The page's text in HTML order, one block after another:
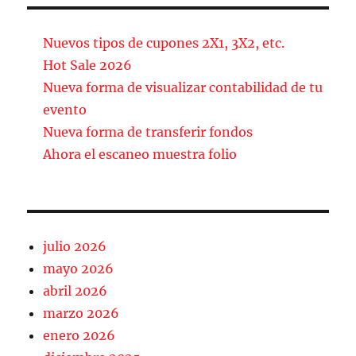
b
o
o
k
a
ir
Nuevos tipos de cupones 2X1, 3X2, etc.
Hot Sale 2026
Nueva forma de visualizar contabilidad de tu
evento
Nueva forma de transferir fondos
Ahora el escaneo muestra folio
julio 2026
mayo 2026
abril 2026
marzo 2026
enero 2026